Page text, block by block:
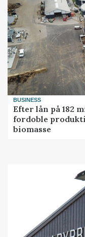
BUSINESS
Efter lån på 182
fordoble
biomasse